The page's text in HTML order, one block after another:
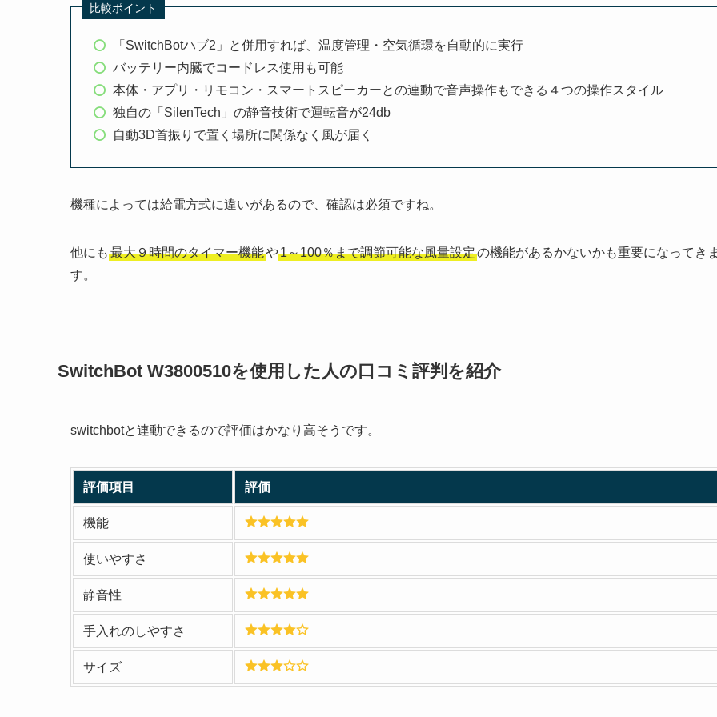
比較ポイント
「SwitchBotハブ2」と併用すれば、温度管理・空気循環を自動的に実行
バッテリー内臓でコードレス使用も可能
本体・アプリ・リモコン・スマートスピーカーとの連動で音声操作もできる４つの操作スタイル
独自の「SilenTech」の静音技術で運転音が24db
自動3D首振りで置く場所に関係なく風が届く
機種によっては給電方式に違いがあるので、確認は必須ですね。
他にも 最大９時間のタイマー機能や1～100％まで調節可能な風量設定の機能があるかないかも重要になってき
す。
SwitchBot W3800510を使用した人の口コミ評判を紹介
switchbotと連動できるので評価はかなり高そうです。
評価項目 評価
機能
使いやすさ
静音性
手入れのしやすさ
サイズ